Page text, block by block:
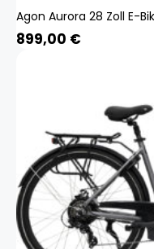
899,00 €